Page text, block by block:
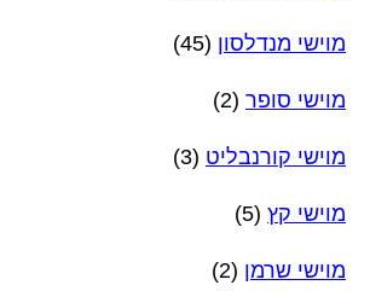
מוישי מנדלסון (45)
מוישי סופר (2)
מוישי קורנבליט (3)
מוישי קץ (5)
מוישי שרמן (2)